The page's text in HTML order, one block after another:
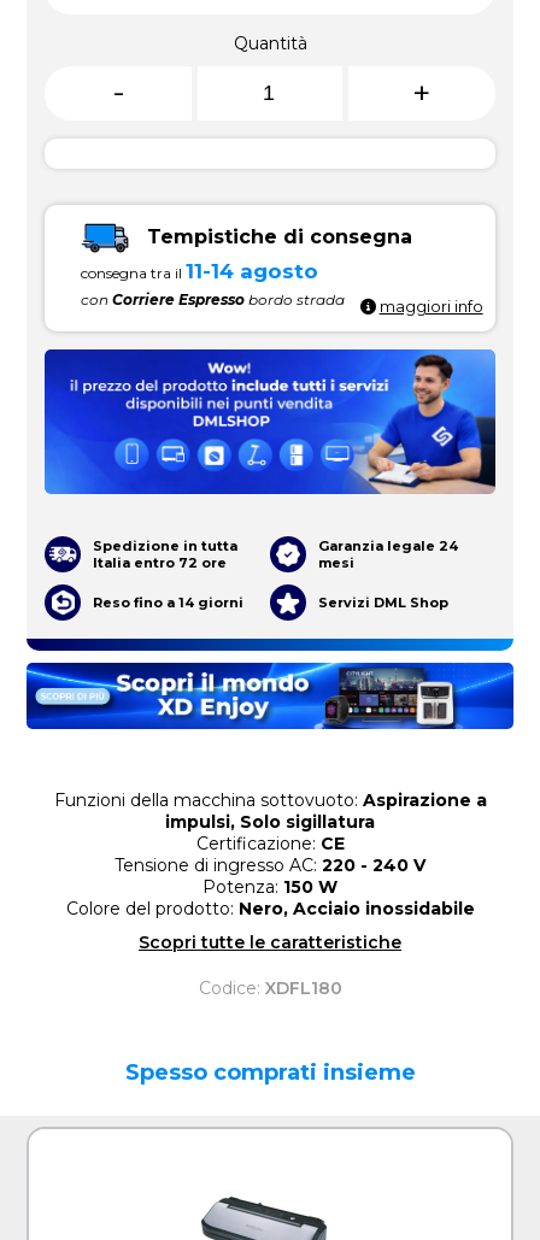
Funzioni della macchina sottovuoto: Aspirazione a
impulsi, Solo sigillatura
Certificazione: CE
Tensione di ingresso AC: 220 - 240 V
Potenza: 150 W
Colore del prodotto: Nero, Acciaio inossidabile
Scopri tutte le caratteristiche
Codice: XDFL180
Quantità
- +
Tempistiche di consegna
consegna tra il 11-14 agosto
conCorriere Espresso bordo strada maggiori info
Spedizione in tutta
Italia entro 72 ore
Garanzia legale 24
mesi
Reso fino a 14 giorni Servizi DML Shop
Spesso comprati insieme